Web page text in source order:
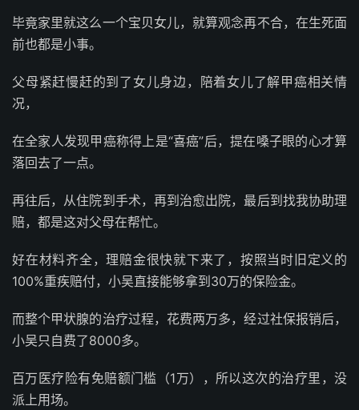
毕竟家里就这么一个宝贝女儿，就算观念再不合，在生死面
前也都是小事。
父母紧赶慢赶的到了女儿身边，陪着女儿了解甲癌相关情
况，
在全家人发现甲癌称得上是“喜癌”后，提在嗓子眼的心才算
落回去了一点。
再往后，从住院到手术，再到治愈出院，最后到找我协助理
赔，都是这对父母在帮忙。
好在材料齐全，理赔金很快就下来了，按照当时旧定义的
100%重疾赔付，小吴直接能够拿到30万的保险金。
而整个甲状腺的治疗过程，花费两万多，经过社保报销后，
小吴只自费了8000多。
百万医疗险有免赔额门槛（1万），所以这次的治疗里，没
派上用场。